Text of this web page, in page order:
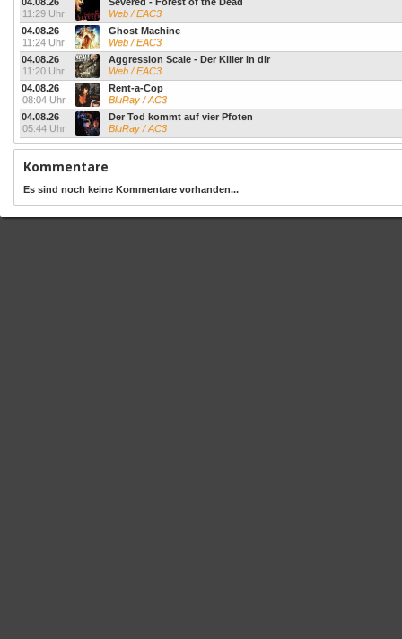
11:29 Uhr
Web / EAC3
04.08.26
11:24 Uhr
Ghost Machine
Web / EAC3
04.08.26
11:20 Uhr
Aggression Scale - Der Killer in dir
Web / EAC3
04.08.26
08:04 Uhr
Rent-a-Cop
BluRay / AC3
04.08.26
05:44 Uhr
Der Tod kommt auf vier Pfoten
BluRay / AC3
Kommentare
Es sind noch keine Kommentare vorhanden...